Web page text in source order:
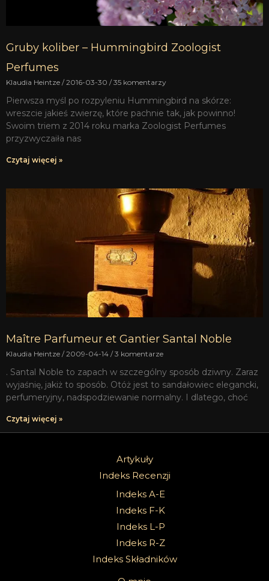
Gruby koliber – Hummingbird Zoologist
Perfumes
Klaudia Heintze 2016-03-30 35 komentarzy
Pierwsza myśl po rozpyleniu Hummingbird na skórze:
wreszcie jakieś zwierzę, które pachnie tak, jak powinno!
Swoim triem z 2014 roku marka Zoologist Perfumes
przyzwyczaiła nas
Czytaj więcej »
Maître Parfumeur et Gantier Santal Noble
Klaudia Heintze 2009-04-14 3 komentarze
. Santal Noble to zapach w szczególny sposób dziwny. Zaraz
wyjaśnię, jakiż to sposób. Otóż jest to sandałowiec elegancki,
perfumeryjny, nadspodziewanie normalny. I dlatego, choć
Czytaj więcej »
Artykuły
Indeks Recenzji
Indeks A-E
Indeks F-K
Indeks L-P
Indeks R-Z
Indeks Składników